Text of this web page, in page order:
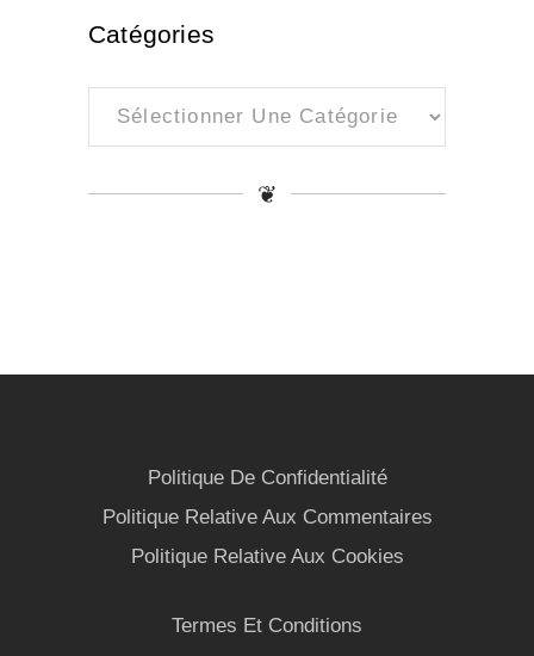
Catégories
Catégories
❦
Politique De Confidentialité
Politique Relative Aux Commentaires
Politique Relative Aux Cookies
Termes Et Conditions